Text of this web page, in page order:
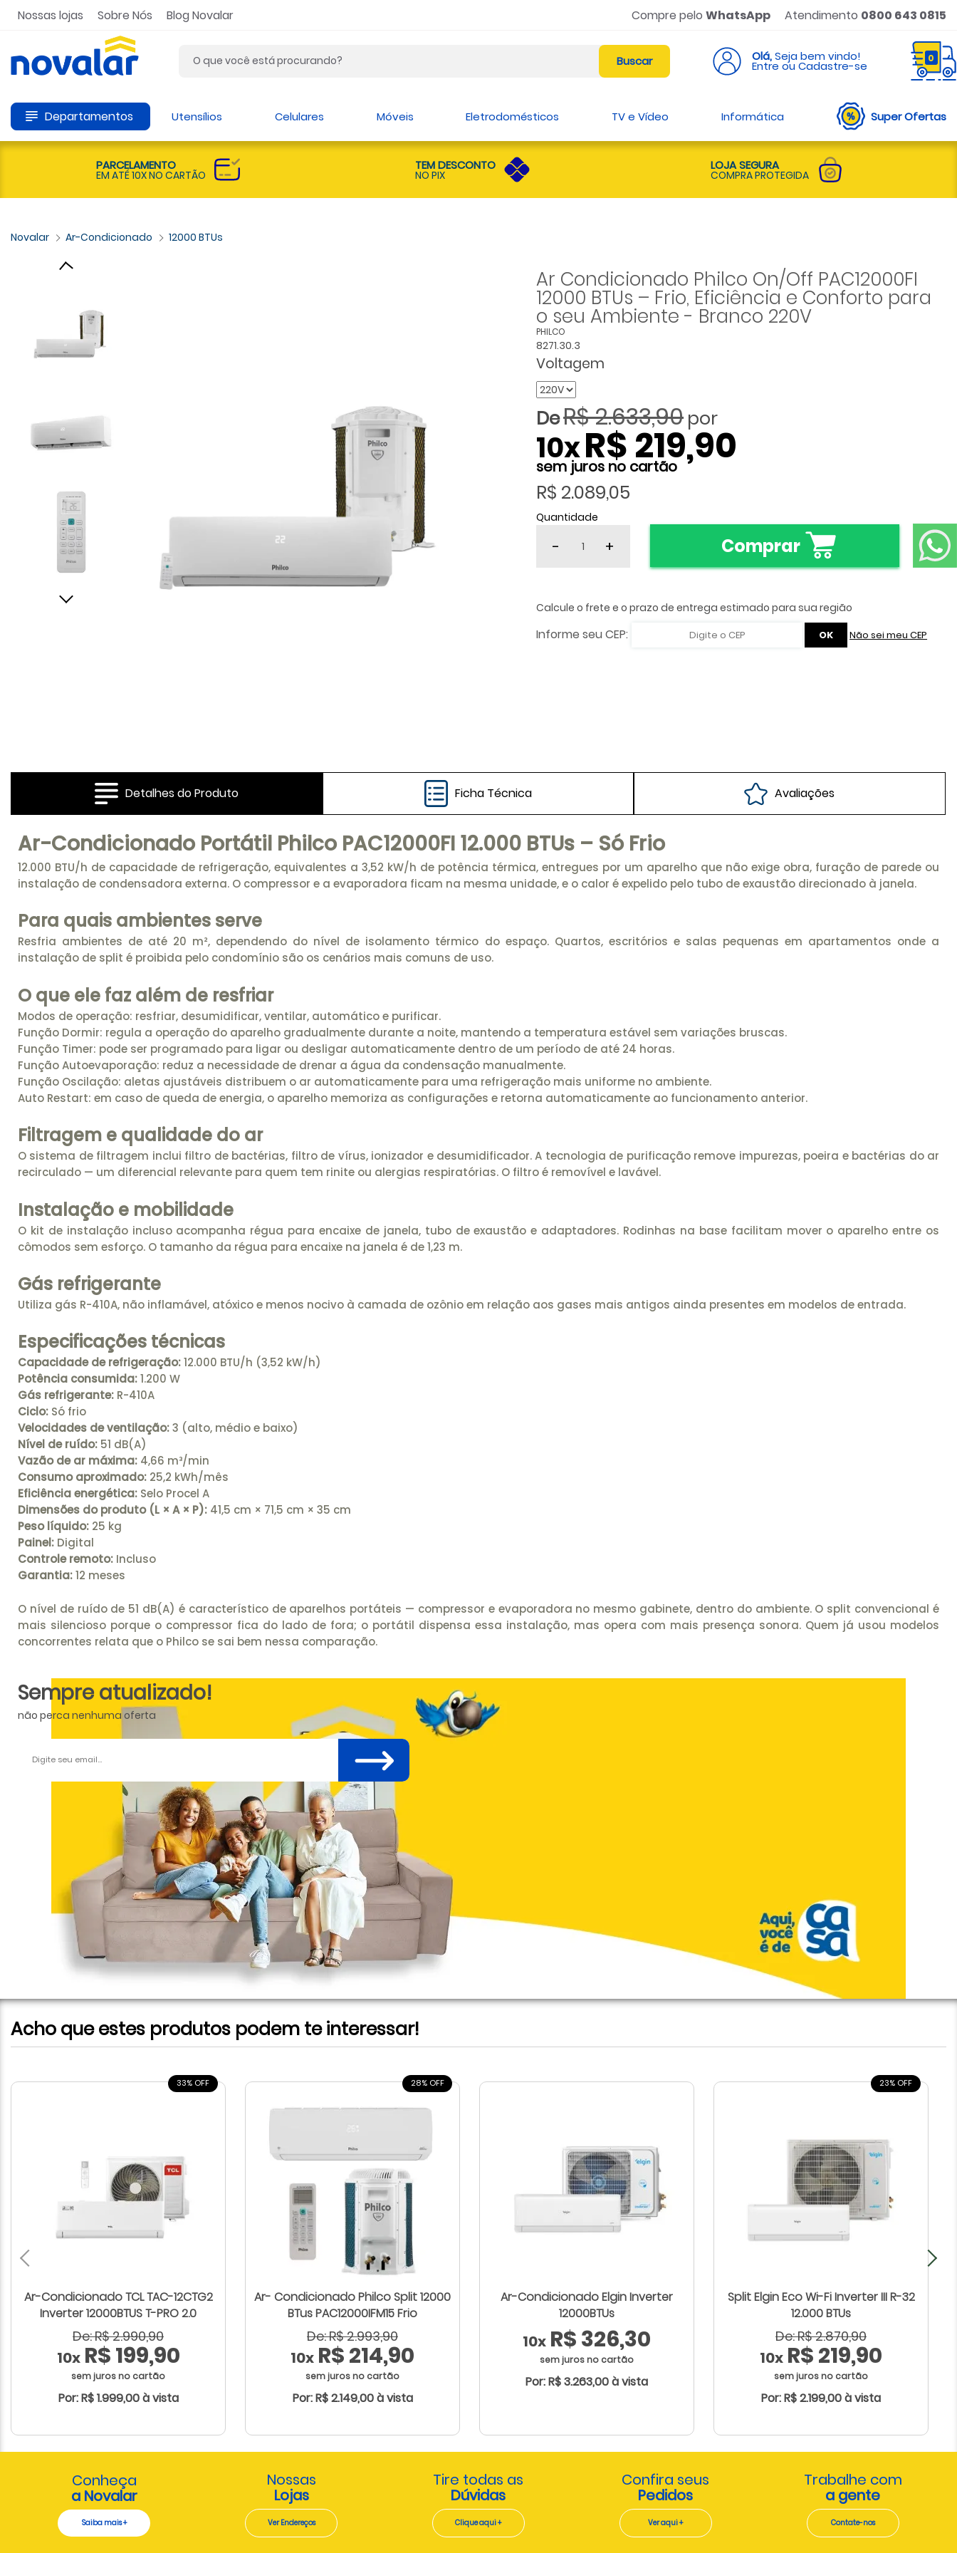
Nossas lojas Sobre Nós Blog Novalar Compre pelo WhatsApp Atendimento 0800 643 0815
Olá,Seja bem vindo!
Entre ou Cadastre-se
0
Departamentos Utensílios Celulares Móveis Eletrodomésticos TV e Vídeo Informática Super Ofertas
PARCELAMENTO
EM ATÉ 10X NO CARTÃO
TEM DESCONTO
NO PIX
LOJA SEGURA
COMPRA PROTEGIDA
Ar-Condicionado 12000 BTUs
Ar Condicionado Philco On/Off PAC12000FI
12000 BTUs – Frio, Eficiência e Conforto para
o seu Ambiente - Branco 220V
PHILCO
8271.30.3
Voltagem
R$ 2.633,90
10xR$ 219,90
R$ 2.089,05
Quantidade
- + Comprar
Não sei meu CEP
Detalhes do Produto Ficha Técnica Avaliações
Ar-Condicionado Portátil Philco PAC12000FI 12.000 BTUs – Só Frio
12.000 BTU/h de capacidade de refrigeração, equivalentes a 3,52 kW/h de potência térmica, entregues por um aparelho que não exige obra, furação de parede ou
instalação de condensadora externa. O compressor e a evaporadora ficam na mesma unidade, e o calor é expelido pelo tubo de exaustão direcionado à janela.
Para quais ambientes serve
Resfria ambientes de até 20 m², dependendo do nível de isolamento térmico do espaço. Quartos, escritórios e salas pequenas em apartamentos onde a
instalação de split é proibida pelo condomínio são os cenários mais comuns de uso.
O que ele faz além de resfriar
Modos de operação: resfriar, desumidificar, ventilar, automático e purificar.
Função Dormir: regula a operação do aparelho gradualmente durante a noite, mantendo a temperatura estável sem variações bruscas.
Função Timer: pode ser programado para ligar ou desligar automaticamente dentro de um período de até 24 horas.
Função Autoevaporação: reduz a necessidade de drenar a água da condensação manualmente.
Função Oscilação: aletas ajustáveis distribuem o ar automaticamente para uma refrigeração mais uniforme no ambiente.
Auto Restart: em caso de queda de energia, o aparelho memoriza as configurações e retorna automaticamente ao funcionamento anterior.
Filtragem e qualidade do ar
O sistema de filtragem inclui filtro de bactérias, filtro de vírus, ionizador e desumidificador. A tecnologia de purificação remove impurezas, poeira e bactérias do ar
recirculado — um diferencial relevante para quem tem rinite ou alergias respiratórias. O filtro é removível e lavável.
Instalação e mobilidade
O kit de instalação incluso acompanha régua para encaixe de janela, tubo de exaustão e adaptadores. Rodinhas na base facilitam mover o aparelho entre os
cômodos sem esforço. O tamanho da régua para encaixe na janela é de 1,23 m.
Gás refrigerante
Utiliza gás R-410A, não inflamável, atóxico e menos nocivo à camada de ozônio em relação aos gases mais antigos ainda presentes em modelos de entrada.
Especificações técnicas
Capacidade de refrigeração:12.000 BTU/h (3,52 kW/h)
Potência consumida:1.200 W
Gás refrigerante: R-410A
Ciclo: Só frio
Velocidades de ventilação:3 (alto, médio e baixo)
Nível de ruído: 51 dB(A)
Vazão de ar máxima: 4,66 m³/min
Consumo aproximado: 25,2 kWh/mês
Eficiência energética: Selo Procel A
Dimensões do produto (L × A × P): 41,5 cm × 71,5 cm × 35 cm
Peso líquido: 25 kg
Painel: Digital
Controle remoto: Incluso
Garantia:12 meses
O nível de ruído de 51 dB(A) é característico de aparelhos portáteis — compressor e evaporadora no mesmo gabinete, dentro do ambiente. O split convencional é
mais silencioso porque o compressor fica do lado de fora; o portátil dispensa essa instalação, mas opera com mais presença sonora. Quem já usou modelos
concorrentes relata que o Philco se sai bem nessa comparação.
Sempre atualizado!
não perca nenhuma oferta
Acho que estes produtos podem te interessar!
33% OFF
Ar-Condicionado TCL TAC-12CTG2
Inverter 12000BTUS T-PRO 2.0
De: R$ 2.990,90
10x R$ 199,90
sem juros no cartão
Por: R$ 1.999,00 à vista
28% OFF
Ar- Condicionado Philco Split 12000
BTus PAC12000IFM15 Frio
De: R$ 2.993,90
10x R$ 214,90
sem juros no cartão
Por: R$ 2.149,00 à vista
Ar-Condicionado Elgin Inverter
12000BTUs
10x R$ 326,30
sem juros no cartão
Por: R$ 3.263,00 à vista
23% OFF
Split Elgin Eco Wi-Fi Inverter III R-32
12.000 BTUs
De: R$ 2.870,90
10x R$ 219,90
sem juros no cartão
Por: R$ 2.199,00 à vista
Conheça
a Novalar
Saiba mais +
Nossas
Lojas
Ver Endereços
Tire todas as
Dúvidas
Clique aqui +
Confira seus
Pedidos
Ver aqui +
Trabalhe com
a gente
Contate-nos